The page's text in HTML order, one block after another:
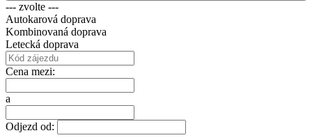
--- zvolte ---
Autokarová doprava
Kombinovaná doprava
Letecká doprava
Cena mezi:
a
Odjezd od: